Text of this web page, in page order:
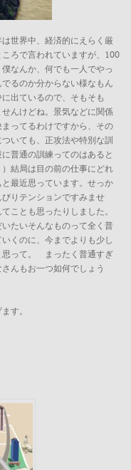
世界中、経済的にえらく厳
ろで言われていますが、100
なんか、何でも一人でやっ
るのか分からない様なもん
出ているので、そもそも
んけどね。景気などに関係
ってるわけですから、その
いても、正攻法や特別な訓
普通の訓練ってのはあると
結局は目の前の仕事にどれ
最近思っています。せっか
りテンションですみませ
ことも思ったりしました。
たいそんなものって全く普
くのに、今までよりも少し
思って。 まったく普通すぎ
んもお一つ如何でしょう
す。